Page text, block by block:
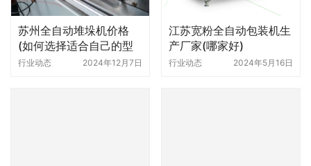
苏州全自动堆垛机价格
(如何选择适合自己的型
号和品牌)
行业动态 2024年12月7日
江苏宽粉全自动包装机生
产厂家(哪家好)
行业动态 2024年5月16日